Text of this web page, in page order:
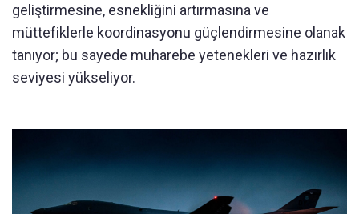
geliştirmesine, esnekliğini artırmasına ve
müttefiklerle koordinasyonu güçlendirmesine olanak
tanıyor; bu sayede muharebe yetenekleri ve hazırlık
seviyesi yükseliyor.